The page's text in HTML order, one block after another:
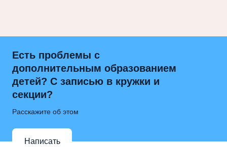
Есть проблемы с
дополнительным образованием
детей? С записью в кружки и
секции?
Расскажите об этом
Написать